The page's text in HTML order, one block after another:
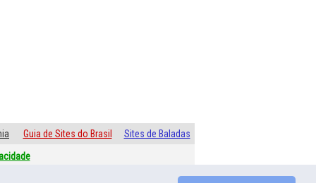
Guia de Sites do Brasil
Sites de Baladas